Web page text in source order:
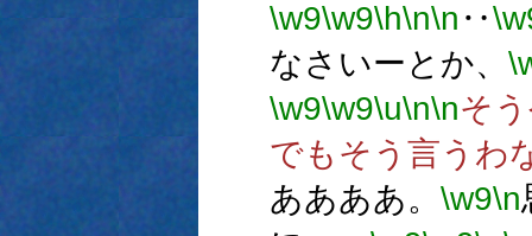
\w9\w9\h\n\n ‥
なさいーとか、
\w9\w9\u\n\nそ
でもそう言うわ
ああああ。 \w9\n